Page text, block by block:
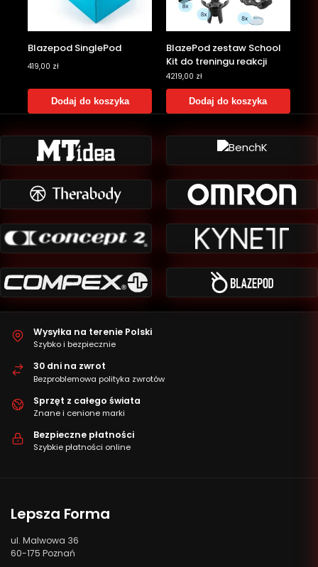
Blazepod SinglePod
419,00 zł
Dodaj do koszyka
BlazePod zestaw School
Kit do treningu reakcji
4219,00 zł
Dodaj do koszyka
Wysyłka na terenie Polski
Szybko i bezpiecznie
30 dni na zwrot
Bezproblemowa polityka zwrotów
Sprzęt z całego świata
Znane i cenione marki
Bezpieczne płatności
Szybkie płatności online
Lepsza Forma
ul. Malwowa 36
60-175 Poznań